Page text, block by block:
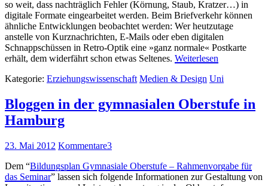
so weit, dass nachträglich Fehler (Körnung, Staub, Kratzer…) in
digitale Formate eingearbeitet werden. Beim Briefverkehr können
ähnliche Entwicklungen beobachtet werden: Wer heutzutage
anstelle von Kurznachrichten, E-Mails oder eben digitalen
Schnappschüssen in Retro-Optik eine »ganz normale« Postkarte
erhält, dem widerfährt schon etwas Seltenes. Weiterlesen
Kategorie: Erziehungswissenschaft Medien & Design Uni
Bloggen in der gymnasialen Oberstufe in
Hamburg
23. Mai 2012 Kommentare3
Dem “Bildungsplan Gymnasiale Oberstufe – Rahmenvorgabe für
das Seminar” lassen sich folgende Informationen zur Gestaltung von